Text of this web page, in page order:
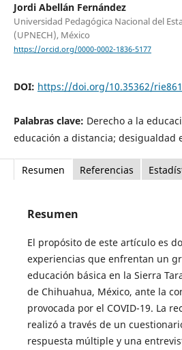
Jordi Abellán Fernández
Universidad Pedagógica Nacional del
(UPNECH), México
https://orcid.org/0000-0002-1836-5177
DOI: https://doi.org/10.35362/
Palabras clave: Derecho a la
educación a distancia; desigualdad
Resumen Referencias
Resumen
El propósito de este artículo es
experiencias que enfrentan un
educación básica en la Sierra
de Chihuahua, México, ante la
provocada por el COVID-19. La
realizó a través de un
respuesta múltiple y una